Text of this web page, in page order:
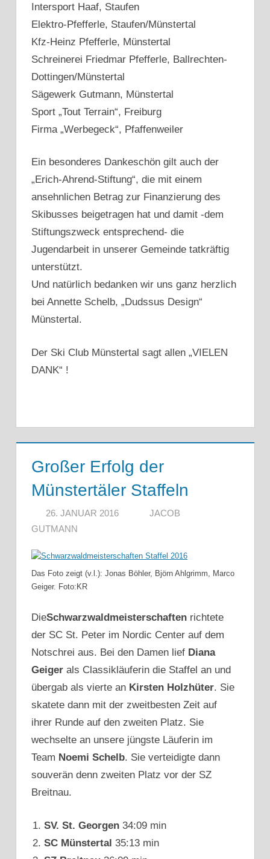
Intersport Haaf, Staufen
Elektro-Pfefferle, Staufen/Münstertal
Kfz-Heinz Pfefferle, Münstertal
Schreinerei Friedmar Pfefferle, Ballrechten-
Dottingen/Münstertal
Sägewerk Gutmann, Münstertal
Sport „Tout Terrain“, Freiburg
Firma „Werbegeck“, Pfaffenweiler
Ein besonderes Dankeschön gilt auch der
„Erich-Ahrend-Stiftung“, die mit einem
ansehnlichen Betrag zur Finanzierung des
Skibusses beigetragen hat und damit -dem
Stiftungszweck entsprechend- die
Jugendarbeit in unserer Gemeinde tatkräftig
unterstützt.
Und natürlich bedanken wir uns ganz herzlich
bei Annette Schelb, „Dudssus Design“
Münstertal.
Der Ski Club Münstertal sagt allen „VIELEN
DANK“ !
Großer Erfolg der
Münstertäler Staffeln
26. JANUAR 2016
JACOB
GUTMANN
Das Foto zeigt (v.l.): Jonas Böhler, Björn Ahlgrimm, Marco
Geiger. Foto:KR
DieSchwarzwaldmeisterschaften richtete
der SC St. Peter im Nordic Center auf dem
Notschrei aus. Bei den Damen lief Diana
Geiger als Classikläuferin die Staffel an und
übergab als vierte an Kirsten Holzhüter. Sie
skatete dann mit der zweitbesten Zeit auf
ihrer Runde auf den zweiten Platz. Sie
wechselte an unsere jüngste Läuferin im
Team Noemi Schelb. Sie verteidigte dann
souverän denn zweiten Platz vor der SZ
Breitnau.
SV. St. Georgen 34:09 min
SC Münstertal 35:13 min